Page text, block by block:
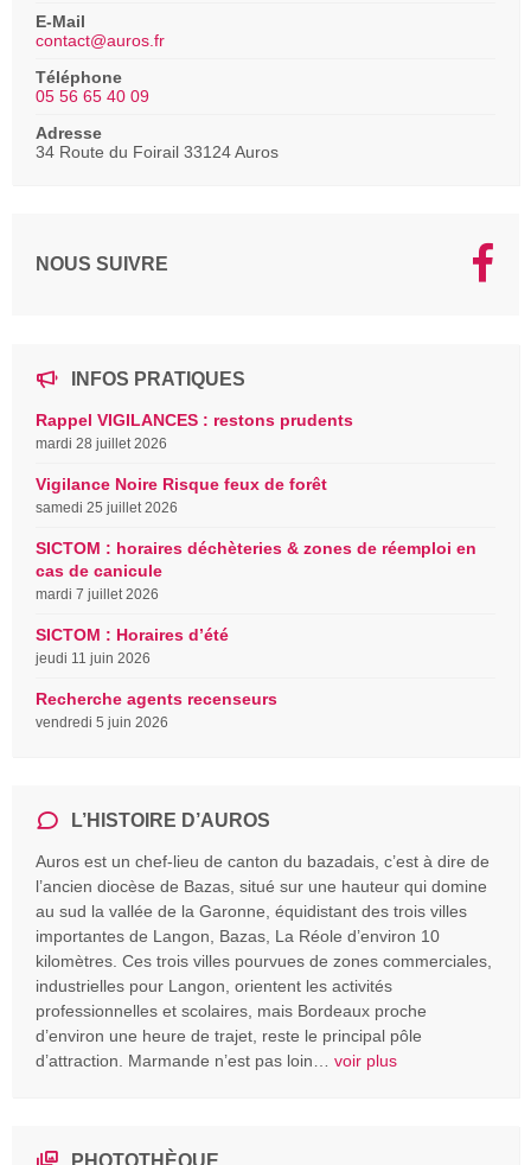
E-Mail
contact@auros.fr
Téléphone
05 56 65 40 09
Adresse
34 Route du Foirail 33124 Auros
NOUS SUIVRE
INFOS PRATIQUES
Rappel VIGILANCES : restons prudents
mardi 28 juillet 2026
Vigilance Noire Risque feux de forêt
samedi 25 juillet 2026
SICTOM : horaires déchèteries & zones de réemploi en
cas de canicule
mardi 7 juillet 2026
SICTOM : Horaires d’été
jeudi 11 juin 2026
Recherche agents recenseurs
vendredi 5 juin 2026
L’HISTOIRE D’AUROS
Auros est un chef-lieu de canton du bazadais, c’est à dire de
l’ancien diocèse de Bazas, situé sur une hauteur qui domine
au sud la vallée de la Garonne, équidistant des trois villes
importantes de Langon, Bazas, La Réole d’environ 10
kilomètres. Ces trois villes pourvues de zones commerciales,
industrielles pour Langon, orientent les activités
professionnelles et scolaires, mais Bordeaux proche
d’environ une heure de trajet, reste le principal pôle
d’attraction. Marmande n’est pas loin… voir plus
PHOTOTHÈQUE